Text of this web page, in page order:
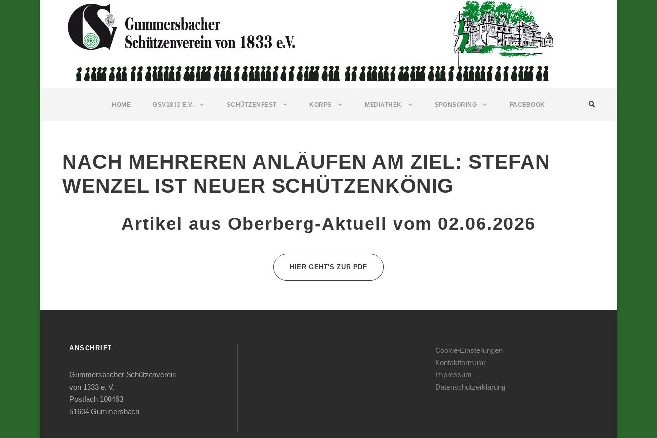
HOME GSV1833 E.V. SCHÜTZENFEST KORPS MEDIATHEK SPONSORING FACEBOOK
NACH MEHREREN ANLÄUFEN AM ZIEL: STEFAN
WENZEL IST NEUER SCHÜTZENKÖNIG
Artikel aus Oberberg-Aktuell vom 02.06.2026
HIER GEHT'S ZUR PDF
ANSCHRIFT
Gummersbacher Schützenverein
von 1833 e. V.
Postfach 100463
51604 Gummersbach
Cookie-Einstellungen
Kontaktformular
Impressum
Datenschutzerklärung